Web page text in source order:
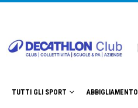
TUTTI GLI SPORT ABBIGLIAMENTO